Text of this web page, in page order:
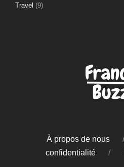
Travel (9)
À propos de nous
confidentialité